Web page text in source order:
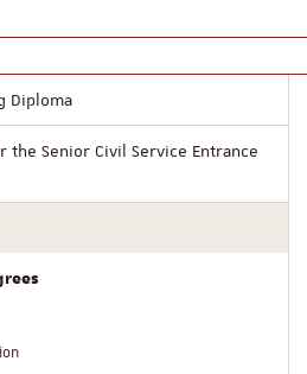
Diploma
the Senior Civil Service Entrance